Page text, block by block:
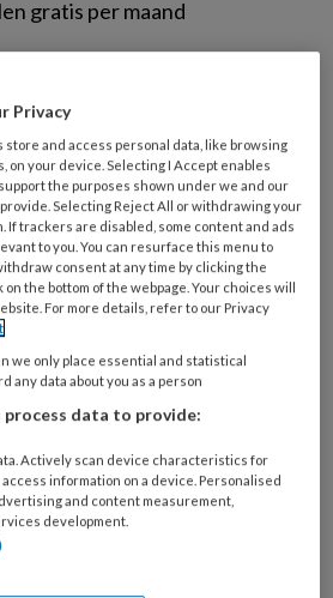
gratis per maand
*
week de
Privacy
store and access personal data, like browsing
on your device. Selecting I Accept enables
the purposes shown under we and our
Selecting Reject All or withdrawing your
If trackers are disabled, some content and ads
to you. You can resurface this menu to
consent at any time by clicking the
the bottom of the webpage. Your choices will
For more details, refer to our Privacy
we only place essential and statistical
any data about you as a person
data to provide:
Actively scan device characteristics for
information on a device. Personalised
and content measurement,
development.